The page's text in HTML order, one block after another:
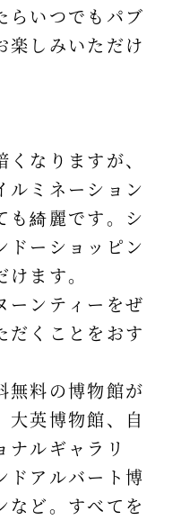
らいつでもパブ
楽しみいただけ
なりますが、
ルミネーション
も綺麗です。シ
ドーショッピン
ます。
ーンティーをぜ
だくことをおす
無料の博物館が
大英博物館、自
ナルギャラリ
ドアルバート博
など。すべてを